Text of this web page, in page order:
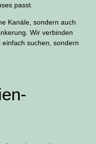
passt.
Kanäle, sondern auch
Wir verbinden
suchen, sondern